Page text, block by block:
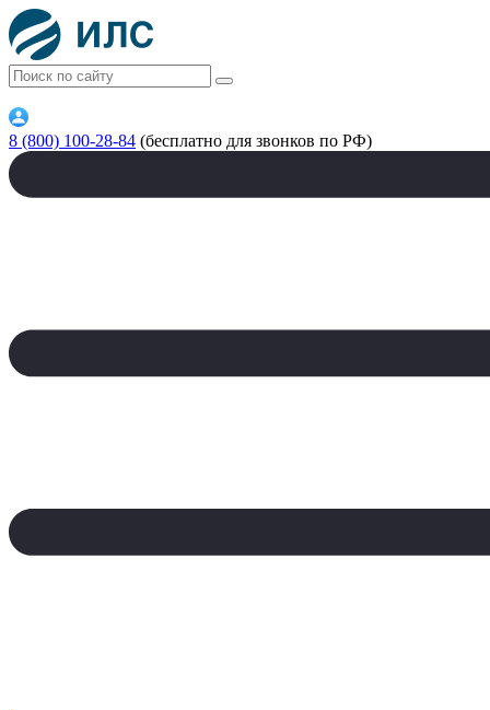
8 (800) 100-28-84 (бесплатно для звонков по РФ)